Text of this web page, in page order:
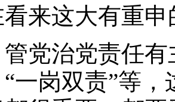
来这大有重申
治党责任有
一岗双责”等